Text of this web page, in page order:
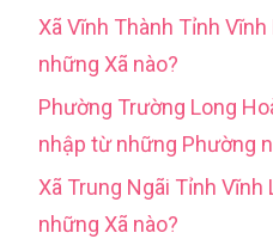
Xã Vĩnh Thành Tỉnh
những Xã nào?
Phường Trường Long
nhập từ những Phường
Xã Trung Ngãi Tỉnh
những Xã nào?